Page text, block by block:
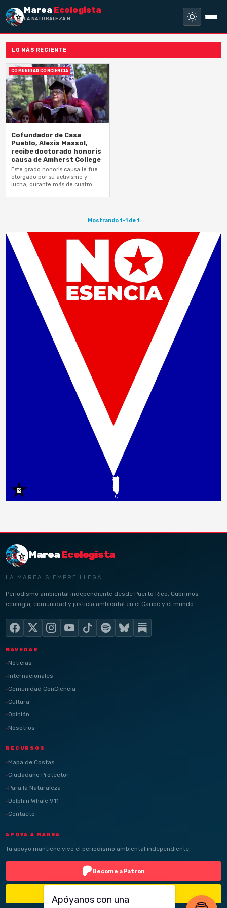
Marea Ecologista
LA NATURALEZA NO H
LO MÁS RECIENTE
COMUNIDAD CONCIENCIA
Cofundador de Casa
Pueblo, Alexis Massol,
recibe doctorado honoris
causa de Amherst College
Este grado honoris causa le fue
otorgado por su activismo y
lucha, durante más de cuatro
Mostrando 1-1 de 1
MareaEcologista
LA MAREA SIEMPRE LLEGA
Periodismo ambiental independiente desde Puerto Rico. Cubrimos
ecología, comunidad y justicia ambiental en el Caribe y el mundo.
NAVEGAR
Noticias
Internacionales
Comunidad ConCiencia
Cultura
Opinión
Nosotros
RECURSOS
Mapa de Costas
Ciudadano Protector
Para la Naturaleza
Dolphin Whale 911
Contacto
APOYA A MAREA
Tu apoyo mantiene vivo el periodismo ambiental independiente.
Become a Patron
Apóyanos con una